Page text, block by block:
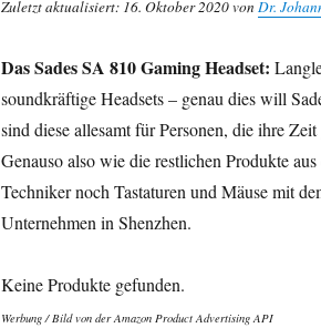
Zuletzt aktualisiert: 16. Oktober 2020 von Dr.
Das Sades SA 810 Gaming Headset:
soundkräftige Headsets – genau dies will
sind diese allesamt für Personen, die ihre
Genauso also wie die restlichen Produkte
Techniker noch Tastaturen und Mäuse mit
Unternehmen in Shenzhen.
Keine Produkte gefunden.
Werbung / Bild von der Amazon Product Advertising API